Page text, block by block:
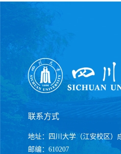
联系方式
地址：四川大学（江安校区）
邮编：610207